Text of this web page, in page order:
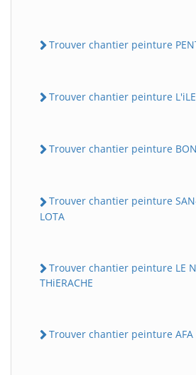
Trouver chantier peinture
Trouver chantier peinture
Trouver chantier peinture
Trouver chantier peinture
LOTA
Trouver chantier peinture LE
THiERACHE
Trouver chantier peinture AFA